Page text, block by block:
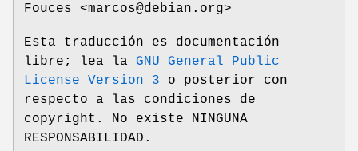
Fouces <marcos@debian.org>
Esta traducción es documentación
libre; lea la GNU General Public
License Version 3 o posterior con
respecto a las condiciones de
copyright. No existe NINGUNA
RESPONSABILIDAD.